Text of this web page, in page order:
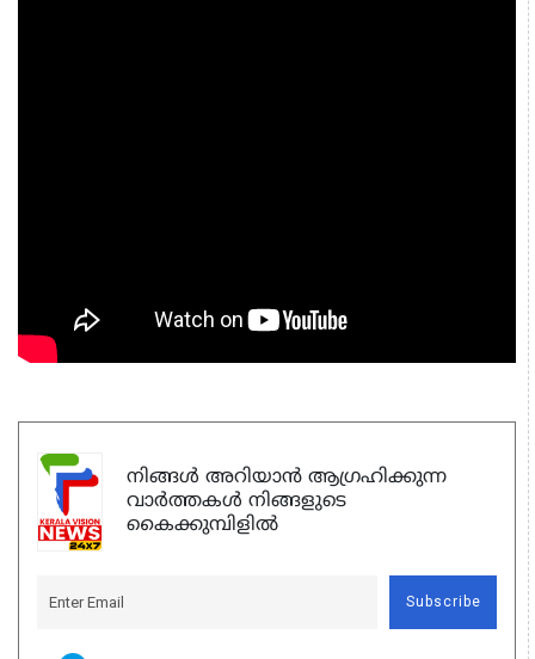
നിങ്ങൾ അറിയാൻ ആഗ്രഹിക്കുന്ന
വാർത്തകൾ നിങ്ങളുടെ
കൈക്കുമ്പിളിൽ
Subscribe